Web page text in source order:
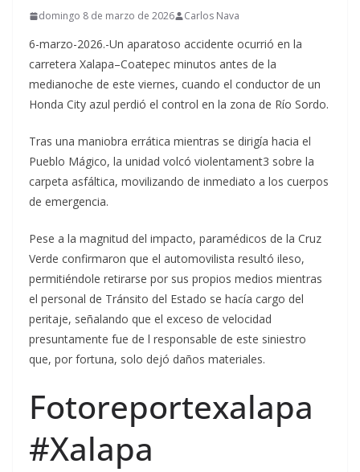
domingo 8 de marzo de 2026 Carlos Nava
6-marzo-2026.-Un aparatoso accidente ocurrió en la
carretera Xalapa–Coatepec minutos antes de la
medianoche de este viernes, cuando el conductor de un
Honda City azul perdió el control en la zona de Río Sordo.
Tras una maniobra errática mientras se dirigía hacia el
Pueblo Mágico, la unidad volcó violentament3 sobre la
carpeta asfáltica, movilizando de inmediato a los cuerpos
de emergencia.
Pese a la magnitud del impacto, paramédicos de la Cruz
Verde confirmaron que el automovilista resultó ileso,
permitiéndole retirarse por sus propios medios mientras
el personal de Tránsito del Estado se hacía cargo del
peritaje, señalando que el exceso de velocidad
presuntamente fue de l responsable de este siniestro
que, por fortuna, solo dejó daños materiales.
Fotoreportexalapa
#Xalapa